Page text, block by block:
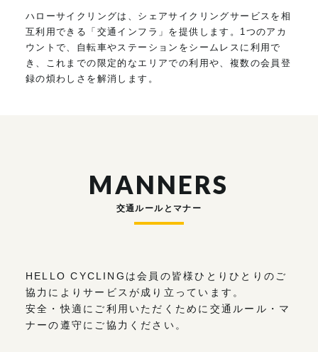
ハローサイクリングは、シェアサイクリングサービスを相
互利用できる「交通インフラ」を提供します。1つのアカ
ウントで、自転車やステーションをシームレスに利用で
き、これまでの限定的なエリアでの利用や、複数の会員登
録の煩わしさを解消します。
MANNERS
交通ルールとマナー
HELLO CYCLINGは会員の皆様ひとりひとりのご
協力によりサービスが成り立っています。
安全・快適にご利用いただくために交通ルール・マ
ナーの遵守にご協力ください。